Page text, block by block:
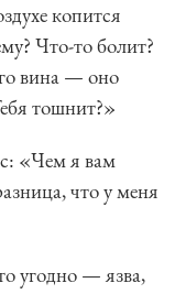
копится
Что-то болит?
вина — оно
тошнит?»
«Чем я вам
что у меня
угодно — язва,